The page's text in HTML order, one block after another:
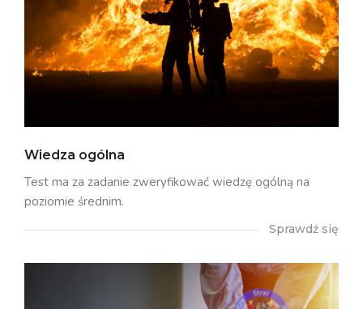
Wiedza ogólna
Test ma za zadanie zweryfikować wiedzę ogólną na
poziomie średnim.
Sprawdź się